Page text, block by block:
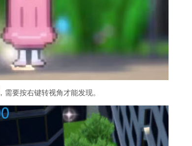
，需要按右键转视角才能发现。